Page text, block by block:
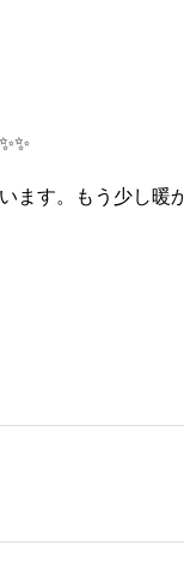
ます。もう少し暖